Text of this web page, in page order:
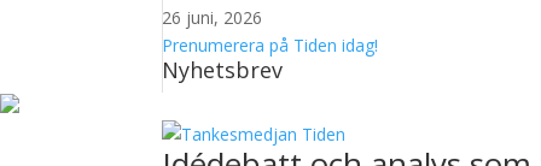
26 juni, 2026
Prenumerera på Tiden idag!
Nyhetsbrev